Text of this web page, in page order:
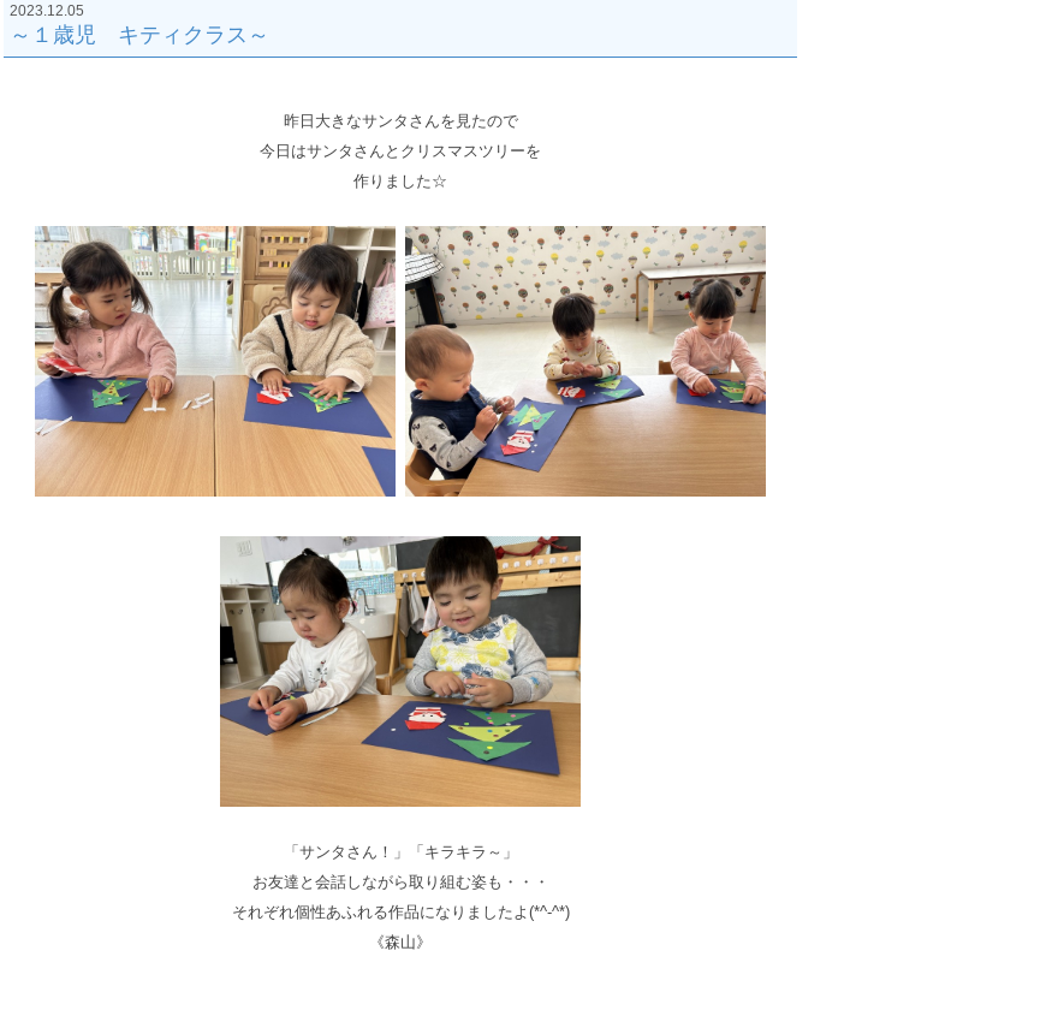
2023.12.05
～１歳児 キティクラス～
昨日大きなサンタさんを見たので
今日はサンタさんとクリスマスツリーを
作りました☆
「サンタさん！」「キラキラ～」
お友達と会話しながら取り組む姿も・・・
それぞれ個性あふれる作品になりましたよ(*^-^*)
《森山》